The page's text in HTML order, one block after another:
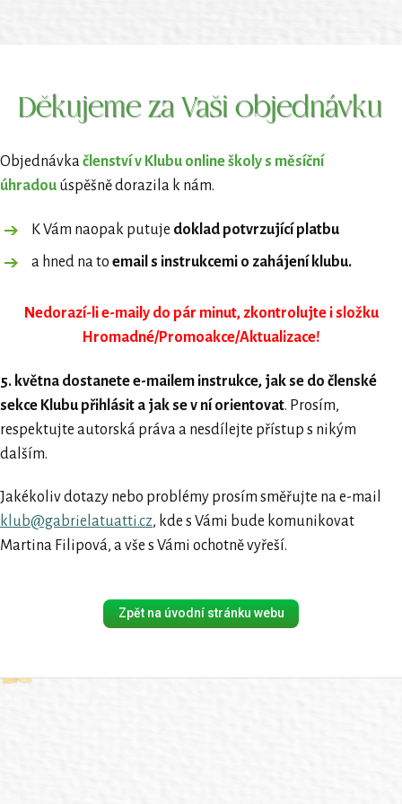
Děkujeme za Vaši objednávku
Objednávkačlenství v Klubu online školy s měsíční
úhradou úspěšně dorazila k nám.
K Vám naopak putuje doklad potvrzující platbu
a hned na to email s instrukcemi o zahájení klubu.
Nedorazí-li e-maily do pár minut, zkontrolujte i složku
Hromadné/Promoakce/Aktualizace!
5. května dostanete e-mailem instrukce, jak se do členské
sekce Klubu přihlásit a jak se v ní orientovat. Prosím,
respektujte autorská práva a nesdílejte přístup s nikým
dalším.
Jakékoliv dotazy nebo problémy prosím směřujte na e-mail
klub@gabrielatuatti.cz, kde s Vámi bude komunikovat
Martina Filipová, a vše s Vámi ochotně vyřeší.
Zpět na úvodní stránku webu